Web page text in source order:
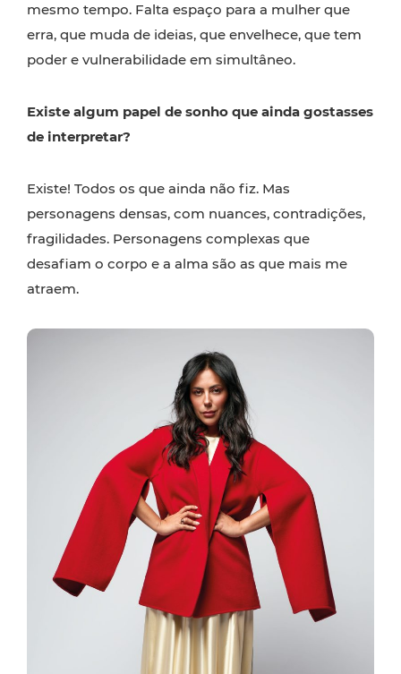
mesmo tempo. Falta espaço para a mulher que
erra, que muda de ideias, que envelhece, que tem
poder e vulnerabilidade em simultâneo.
Existe algum papel de sonho que ainda gostasses
de interpretar?
Existe! Todos os que ainda não fiz. Mas
personagens densas, com nuances, contradições,
fragilidades. Personagens complexas que
desafiam o corpo e a alma são as que mais me
atraem.